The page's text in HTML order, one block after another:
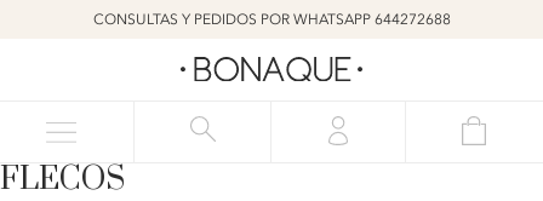
CONSULTAS Y PEDIDOS POR WHATSAPP 644272688
FLECOS